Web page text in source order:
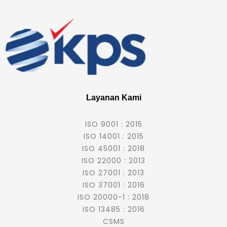
Layanan Kami
ISO 9001 : 2015
ISO 14001 : 2015
ISO 45001 : 2018
ISO 22000 : 2013
ISO 27001 : 2013
ISO 37001 : 2016
ISO 20000-1 : 2018
ISO 13485 : 2016
CSMS